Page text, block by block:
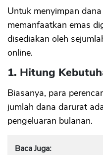
Untuk menyimpan
memanfaatkan emas
disediakan oleh
online.
1. Hitung
Biasanya, para
jumlah dana darurat
pengeluaran bulanan.
Baca Juga: